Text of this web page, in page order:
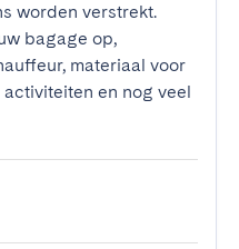
worden verstrekt.
bagage op,
materiaal voor
en nog veel